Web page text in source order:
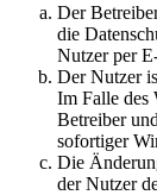
Der
die
Nutzer per
Der Nutzer
Im Falle des
Betreiber
sofortiger
Die
der Nutzer